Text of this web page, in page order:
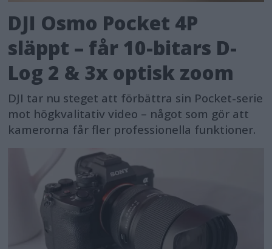
DJI Osmo Pocket 4P
släppt – får 10-bitars D-
Log 2 & 3x optisk zoom
DJI tar nu steget att förbättra sin Pocket-serie
mot högkvalitativ video – något som gör att
kamerorna får fler professionella funktioner.